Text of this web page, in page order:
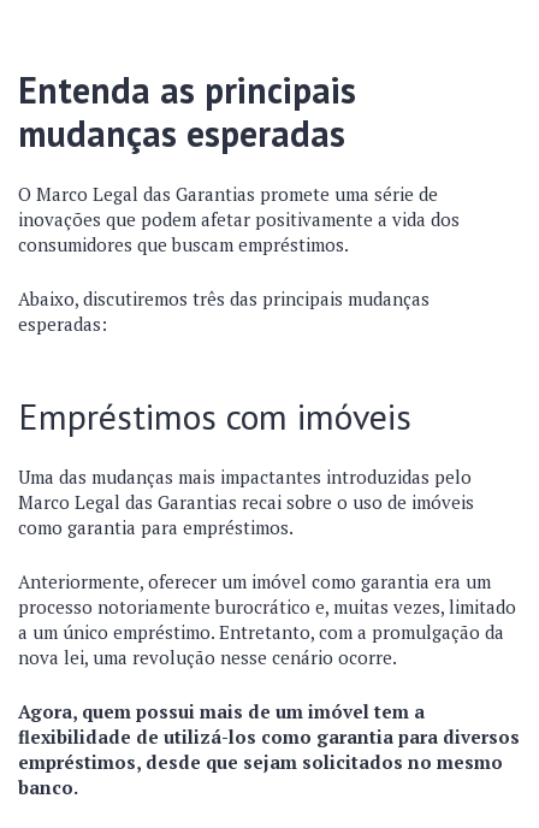
Entenda as principais
mudanças esperadas
O Marco Legal das Garantias promete uma série de
inovações que podem afetar positivamente a vida dos
consumidores que buscam empréstimos.
Abaixo, discutiremos três das principais mudanças
esperadas:
Empréstimos com imóveis
Uma das mudanças mais impactantes introduzidas pelo
Marco Legal das Garantias recai sobre o uso de imóveis
como garantia para empréstimos.
Anteriormente, oferecer um imóvel como garantia era um
processo notoriamente burocrático e, muitas vezes, limitado
a um único empréstimo. Entretanto, com a promulgação da
nova lei, uma revolução nesse cenário ocorre.
Agora, quem possui mais de um imóvel tem a
flexibilidade de utilizá-los como garantia para diversos
empréstimos, desde que sejam solicitados no mesmo
banco.